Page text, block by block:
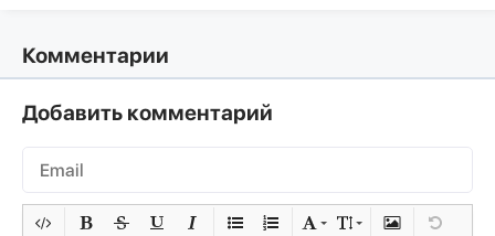
Комментарии
Добавить комментарий